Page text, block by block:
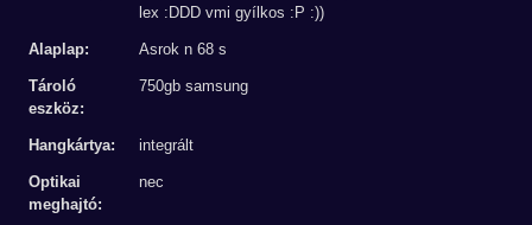
lex :DDD vmi gyílkos :P :))
Alaplap: Asrok n 68 s
Tároló
eszköz:
750gb samsung
Hangkártya: integrált
Optikai
meghajtó:
nec